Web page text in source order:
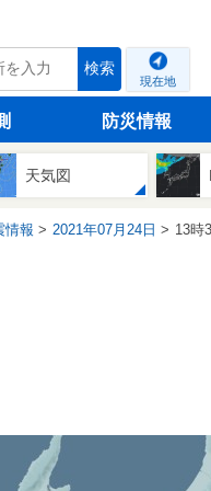
検索
現在地
防災情報
天気図
情報 2021年07月24日 13時